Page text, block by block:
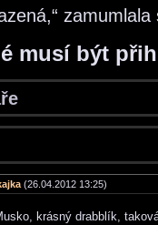
musí být
(26.04.2012 13:25)
krásný drabblík,